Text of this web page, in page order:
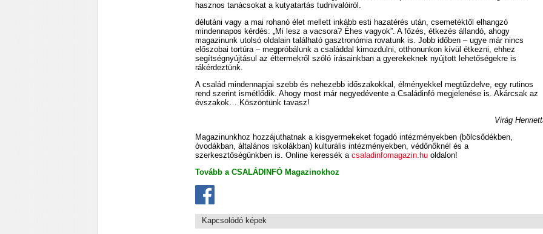
hasznos tanácsokat a kutyatartás tudnivalóiról.
délutáni vagy a mai rohanó élet mellett inkább esti hazatérés után, csemetéktől elhangzó
mindennapos kérdés: „Mi lesz a vacsora? Éhes vagyok”. A főzés, étkezés állandó, ahogy
magazinunk utolsó oldalain található gasztronómia rovatunk is. Jobb időben – ugye már nincs
előszobai tortúra – megpróbálunk a családdal kimozdulni, otthonunkon kívül étkezni, ehhez
segítségnyújtásul az éttermekről szóló írásainkban a gyerekeknek nyújtott lehetőségekre is
rákérdeztünk.
A család mindennapjai szebb és nehezebb időszakokkal, élményekkel megtűzdelve, egy rutinos
rend szerint ismétlődik. Ahogy most már negyedévente a Családinfó megjelenése is. Akárcsak az
évszakok… Köszöntünk tavasz!
Virág
Magazinunkhoz hozzájuthatnak a kisgyermekeket fogadó intézményekben (bölcsődékben,
óvodákban, általános iskolákban) kulturális intézményekben, védőnőknél és a
szerkesztőségünkben is. Online keressék a csaladinfomagazin.huoldalon!
Tovább a CSALÁDINFÓ Magazinokhoz
Kapcsolódó képek